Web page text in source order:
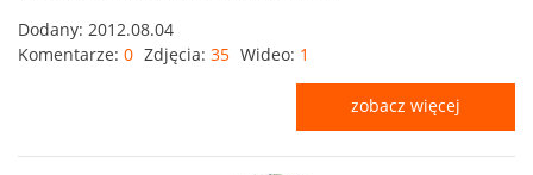
Dodany: 2012.08.04
Komentarze: 0 Zdjęcia: 35 Wideo: 1
zobacz więcej